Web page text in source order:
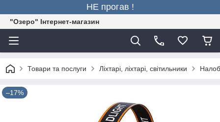
НЕ прогав !
"Озеро" Інтернет-магазин
Товари та послуги Ліхтарі, ліхтарі, світильники
–17%